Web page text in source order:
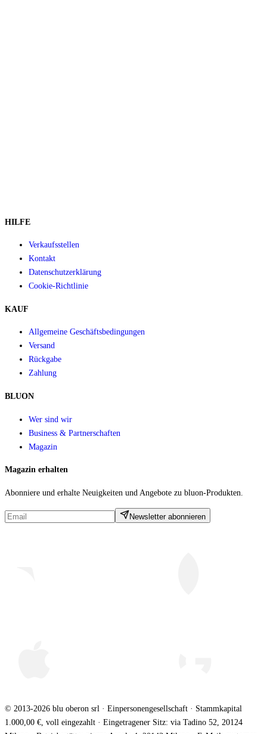
HILFE
Verkaufsstellen
Kontakt
Datenschutzerklärung
Cookie-Richtlinie
KAUF
Allgemeine Geschäftsbedingungen
Versand
Rückgabe
Zahlung
BLUON
Wer sind wir
Business & Partnerschaften
Magazin
Magazin erhalten
Abonniere und erhalte Neuigkeiten und Angebote zu bluon-Produkten.
Newsletter abonnieren
© 2013-2026 blu oberon srl · Einpersonengesellschaft · Stammkapital
1.000,00 €, voll eingezahlt · Eingetragener Sitz: via Tadino 52, 20124